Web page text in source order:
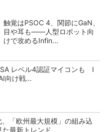
触覚はPSOC 4、関節にGaN、
目や耳も――人型ロボット向
けで攻めるInfin...
レベル4認証マイコンも I
向け戦...
「欧州最大規模」の組み込
最新トレンド